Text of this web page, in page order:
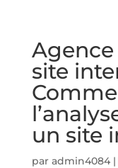
site
un site
par admin4084|